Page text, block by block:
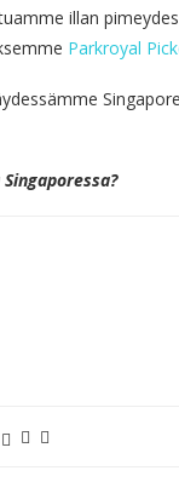
illan
Parkroyal